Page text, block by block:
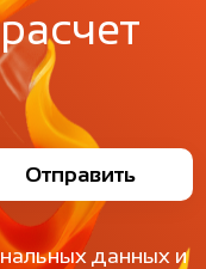
Отправить
данных и